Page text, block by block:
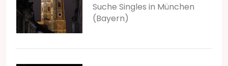
Suche Singles in München
(Bayern)